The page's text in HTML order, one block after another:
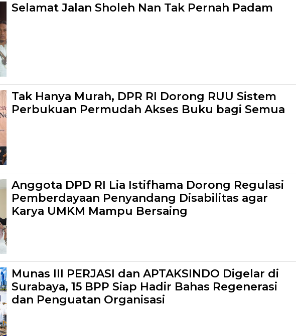
Selamat Jalan Sholeh Nan Tak Pernah Padam
Tak Hanya Murah, DPR RI Dorong RUU Sistem
Perbukuan Permudah Akses Buku bagi Semua
Anggota DPD RI Lia Istifhama Dorong Regulasi
Pemberdayaan Penyandang Disabilitas agar
Karya UMKM Mampu Bersaing
Munas III PERJASI dan APTAKSINDO Digelar di
Surabaya, 15 BPP Siap Hadir Bahas Regenerasi
dan Penguatan Organisasi